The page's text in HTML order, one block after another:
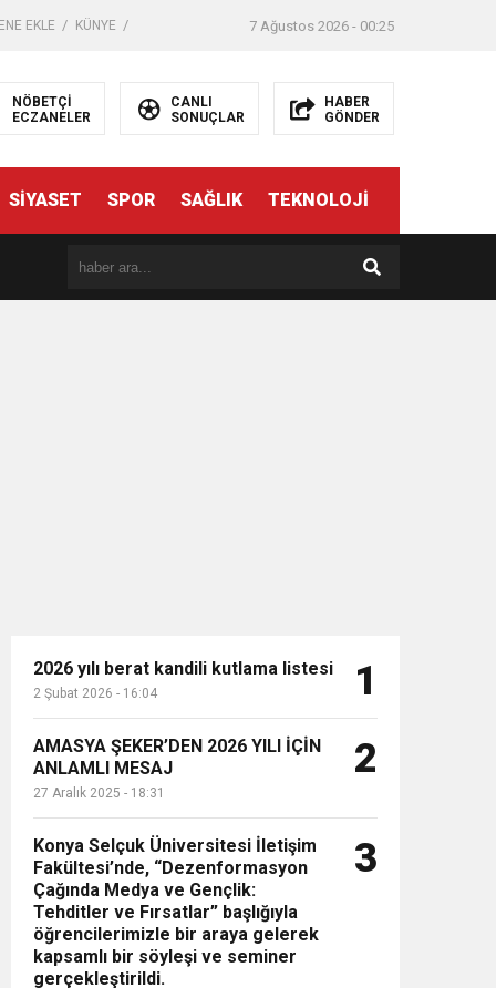
EKLE KÜNYE 7 Ağustos 2026 - 00:25
NÖBETÇİ
ECZANELER
CANLI
SONUÇLAR
HABER
GÖNDER
SİYASET SPOR SAĞLIK TEKNOLOJİ
2026 yılı berat kandili kutlama listesi
2 Şubat 2026 - 16:04 1
AMASYA ŞEKER’DEN 2026 YILI İÇİN
ANLAMLI MESAJ
27 Aralık 2025 - 18:31
2
Konya Selçuk Üniversitesi İletişim
Fakültesi’nde, “Dezenformasyon
Çağında Medya ve Gençlik:
Tehditler ve Fırsatlar” başlığıyla
öğrencilerimizle bir araya gelerek
kapsamlı bir söyleşi ve seminer
gerçekleştirildi.
3